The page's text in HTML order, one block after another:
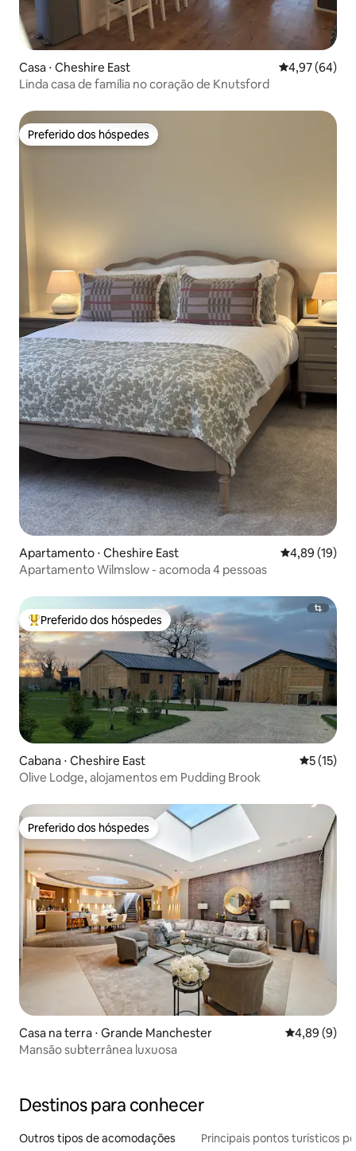
Casa ⋅ Cheshire East 4,97 de uma
4,97 (64)
Linda casa de família no coração de Knutsford
Preferido dos hóspedes
Preferido dos hóspedes
Apartamento ⋅ Cheshire East 4,89 de uma
4,89 (19)
Apartamento Wilmslow - acomoda 4 pessoas
Entre os melhores preferidos dos hóspedes
Preferido dos hóspedes
Cabana ⋅ Cheshire East 5 de uma
5 (15)
Olive Lodge, alojamentos em Pudding Brook
Preferido dos hóspedes
Preferido dos hóspedes
Casa na terra ⋅ Grande Manchester 4,89 de uma
4,89 (9)
Mansão subterrânea luxuosa
Destinos para conhecer
Outros tipos de acomodações Principais pontos turísticos